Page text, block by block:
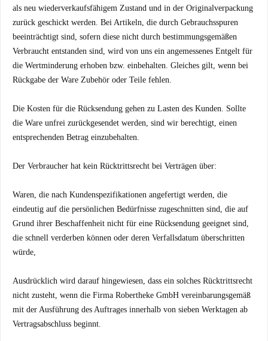
als neu wiederverkaufsfähigem Zustand und in der Originalverpackung
zurück geschickt werden. Bei Artikeln, die durch Gebrauchsspuren
beeinträchtigt sind, sofern diese nicht durch bestimmungsgemäßen
Verbraucht entstanden sind, wird von uns ein angemessenes Entgelt für
die Wertminderung erhoben bzw. einbehalten. Gleiches gilt, wenn bei
Rückgabe der Ware Zubehör oder Teile fehlen.
Die Kosten für die Rücksendung gehen zu Lasten des Kunden. Sollte
die Ware unfrei zurückgesendet werden, sind wir berechtigt, einen
entsprechenden Betrag einzubehalten.
Der Verbraucher hat kein Rücktrittsrecht bei Verträgen über:
Waren, die nach Kundenspezifikationen angefertigt werden, die
eindeutig auf die persönlichen Bedürfnisse zugeschnitten sind, die auf
Grund ihrer Beschaffenheit nicht für eine Rücksendung geeignet sind,
die schnell verderben können oder deren Verfallsdatum überschritten
würde,
Ausdrücklich wird darauf hingewiesen, dass ein solches Rücktrittsrecht
nicht zusteht, wenn die Firma Robertheke GmbH vereinbarungsgemäß
mit der Ausführung des Auftrages innerhalb von sieben Werktagen ab
Vertragsabschluss beginnt.